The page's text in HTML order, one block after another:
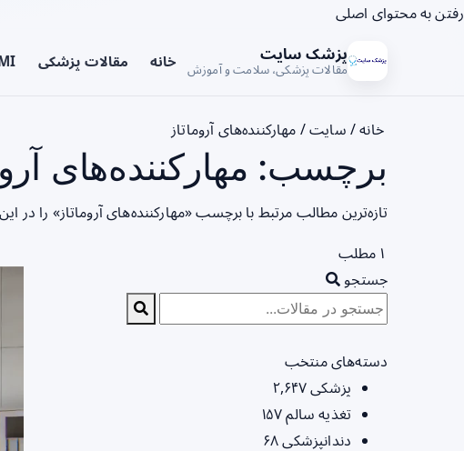
رفتن به محتوای اصلی
پزشک سایت
مقالات پزشکی، سلامت و آموزش خانه مقالات پزشکی
خانه/ سایت/ مهارکننده‌های آروماتاز
برچسب: مهارکننده‌های
تازه‌ترین مطالب مرتبط با برچسب «مهارکننده‌های آروماتاز» را
۱ مطلب
جستجو
دسته‌های منتخب
پزشکی۲,۶۴۷
تغذیه سالم۱۵۷
دندانپزشکی۶۸